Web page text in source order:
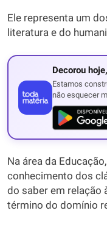
Ele representa um
literatura e do
Decorou
Estamos
não esquecer
Na área da
conhecimento dos
do saber em relação
término do domínio